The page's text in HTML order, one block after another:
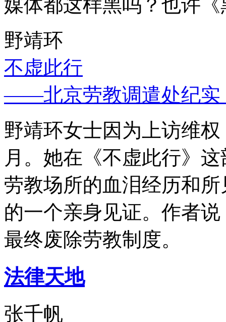
媒体都这样黑吗？也许
野靖环
不虚此行
——北京劳教调遣处纪实
野靖环女士因为上访维
月。她在《不虚此行》
劳教场所的血泪经历和
的一个亲身见证。作者
最终废除劳教制度。
法律天地
张千帆